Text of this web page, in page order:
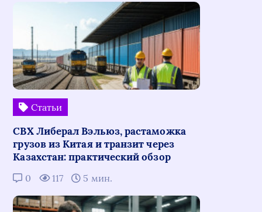
Статьи
СВХ Либерал Вэльюз, растаможка
грузов из Китая и транзит через
Казахстан: практический обзор
0 117 5 мин.